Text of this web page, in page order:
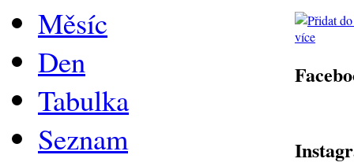
Měsíc
Den
Tabulka
Seznam
více